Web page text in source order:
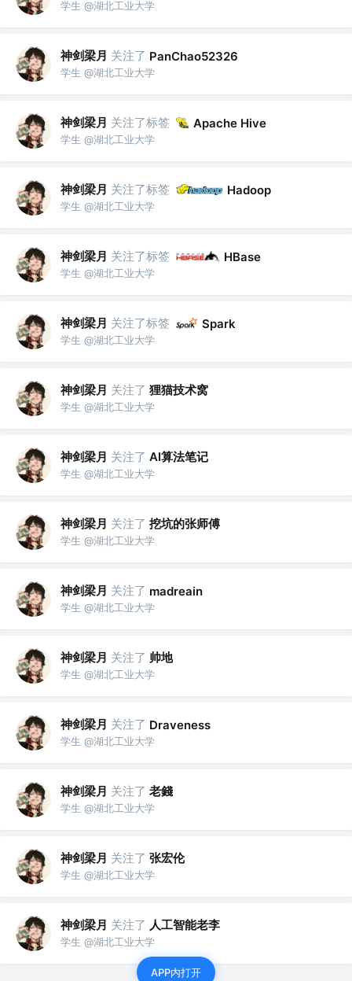
学生 @湖北工业大学
神剑梁月 关注了 PanChao52326
学生 @湖北工业大学
神剑梁月 关注了标签 Apache Hive
学生 @湖北工业大学
神剑梁月 关注了标签 Hadoop
学生 @湖北工业大学
神剑梁月 关注了标签 HBase
学生 @湖北工业大学
神剑梁月 关注了标签 Spark
学生 @湖北工业大学
神剑梁月 关注了 狸猫技术窝
学生 @湖北工业大学
神剑梁月 关注了 AI算法笔记
学生 @湖北工业大学
神剑梁月 关注了 挖坑的张师傅
学生 @湖北工业大学
神剑梁月 关注了 madreain
学生 @湖北工业大学
神剑梁月 关注了 帅地
学生 @湖北工业大学
神剑梁月 关注了 Draveness
学生 @湖北工业大学
神剑梁月 关注了 老錢
学生 @湖北工业大学
神剑梁月 关注了 张宏伦
学生 @湖北工业大学
神剑梁月 关注了 人工智能老李
学生 @湖北工业大学
APP内打开